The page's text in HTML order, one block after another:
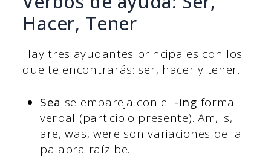
Hacer, Tener
Hay tres ayudantes principales con los
que te encontrarás: ser, hacer y tener.
Sea se empareja con el -ing forma
verbal (participio presente). Am, is,
are, was, were son variaciones de la
palabra raíz be.